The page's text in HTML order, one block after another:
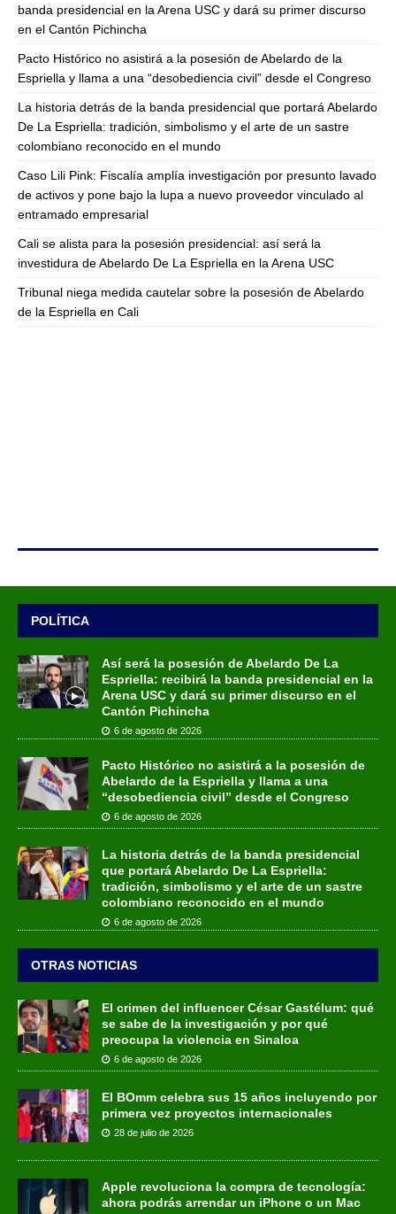
banda presidencial en la Arena USC y dará su primer discurso
en el Cantón Pichincha
Pacto Histórico no asistirá a la posesión de Abelardo de la
Espriella y llama a una “desobediencia civil” desde el Congreso
La historia detrás de la banda presidencial que portará Abelardo
De La Espriella: tradición, simbolismo y el arte de un sastre
colombiano reconocido en el mundo
Caso Lili Pink: Fiscalía amplía investigación por presunto lavado
de activos y pone bajo la lupa a nuevo proveedor vinculado al
entramado empresarial
Cali se alista para la posesión presidencial: así será la
investidura de Abelardo De La Espriella en la Arena USC
Tribunal niega medida cautelar sobre la posesión de Abelardo
de la Espriella en Cali
POLÍTICA
Así será la posesión de Abelardo De La
Espriella: recibirá la banda presidencial en la
Arena USC y dará su primer discurso en el
Cantón Pichincha
6 de agosto de 2026
Pacto Histórico no asistirá a la posesión de
Abelardo de la Espriella y llama a una
“desobediencia civil” desde el Congreso
6 de agosto de 2026
La historia detrás de la banda presidencial
que portará Abelardo De La Espriella:
tradición, simbolismo y el arte de un sastre
colombiano reconocido en el mundo
6 de agosto de 2026
OTRAS NOTICIAS
El crimen del influencer César Gastélum: qué
se sabe de la investigación y por qué
preocupa la violencia en Sinaloa
6 de agosto de 2026
El BOmm celebra sus 15 años incluyendo por
primera vez proyectos internacionales
28 de julio de 2026
Apple revoluciona la compra de tecnología:
ahora podrás arrendar un iPhone o un Mac